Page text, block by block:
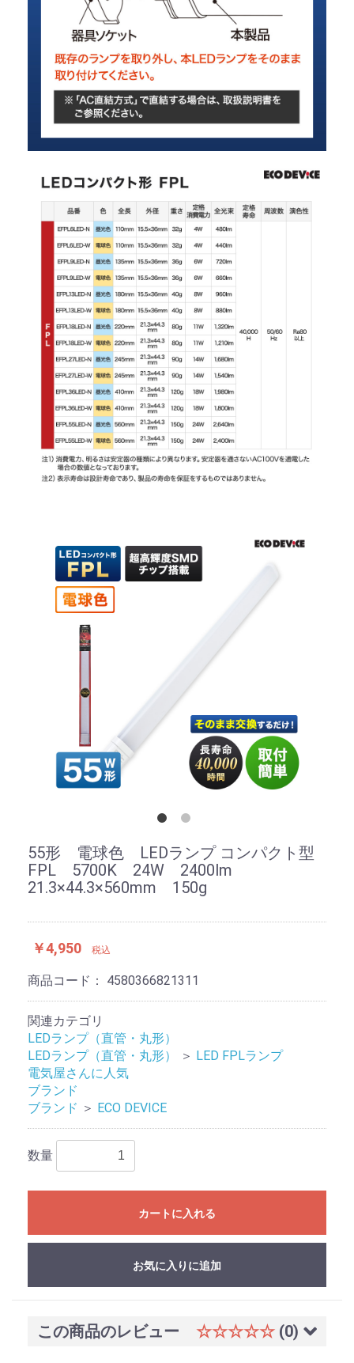
55形 電球色 LEDランプ コンパクト型
FPL 5700K 24W 2400lm
21.3×44.3×560mm 150g
￥4,950 税込
商品コード： 4580366821311
関連カテゴリ
LEDランプ（直管・丸形）
LEDランプ（直管・丸形）
＞ LED FPLランプ
電気屋さんに人気
ブランド
ブランド ＞ ECO DEVICE
数量
カートに入れる
お買い物を続ける
カートへ進む
お気に入りに追加
この商品のレビュー ☆☆☆☆☆ (0)